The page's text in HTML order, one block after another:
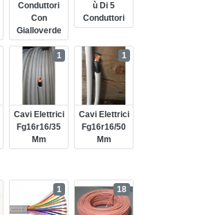
Conduttori
Con
Gialloverde
Ù Di 5
Conduttori
Cavi Elettrici
Fg16r16/35
Mm
1
Cavi Elettrici
Fg16r16/50
Mm
1
1 18